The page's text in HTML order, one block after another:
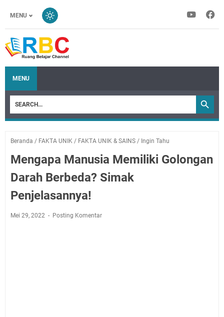
MENU
MENU
Beranda / FAKTA UNIK / FAKTA UNIK & SAINS / Ingin Tahu
Mengapa Manusia Memiliki Golongan
Darah Berbeda? Simak
Penjelasannya!
Mei 29, 2022 Posting Komentar